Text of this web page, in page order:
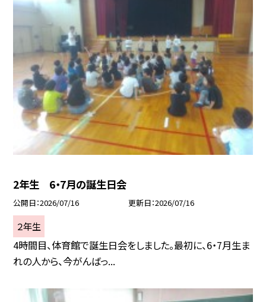
2年生 6・7月の誕生日会
公開日 2026/07/16 更新日 2026/07/16
２年生
4時間目、体育館で誕生日会をしました。最初に、6・7月生ま
れの人から、今がんばっ...